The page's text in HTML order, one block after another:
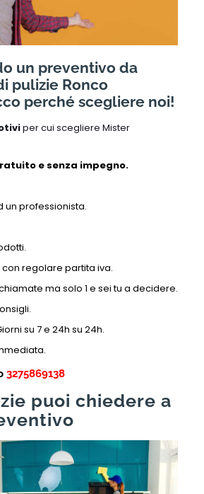
un preventivo da
pulizie Ronco
perché scegliere noi!
per cui scegliere Mister
e senza impegno.
un professionista.
regolare partita iva.
ma solo 1 e sei tu a decidere.
su 7 e 24h su 24h.
3275869138
puoi chiedere a